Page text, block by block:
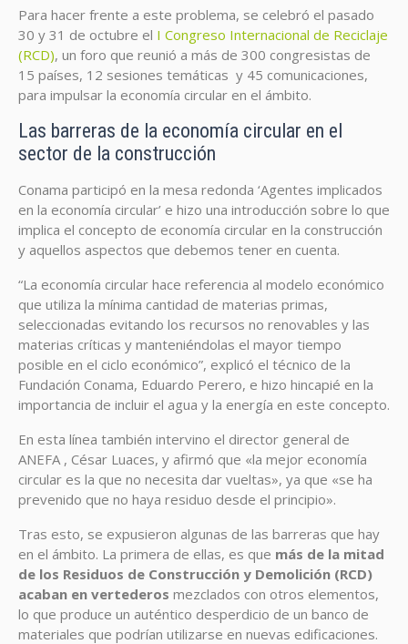
Para hacer frente a este problema, se celebró el pasado
30 y 31 de octubre el I Congreso Internacional de Reciclaje
(RCD), un foro que reunió a más de 300 congresistas de
15 países, 12 sesiones temáticas y 45 comunicaciones,
para impulsar la economía circular en el ámbito.
Las barreras de la economía circular en el
sector de la construcción
Conama participó en la mesa redonda ‘Agentes implicados
en la economía circular’ e hizo una introducción sobre lo que
implica el concepto de economía circular en la construcción
y aquellos aspectos que debemos tener en cuenta.
“La economía circular hace referencia al modelo económico
que utiliza la mínima cantidad de materias primas,
seleccionadas evitando los recursos no renovables y las
materias críticas y manteniéndolas el mayor tiempo
posible en el ciclo económico”, explicó el técnico de la
Fundación Conama, Eduardo Perero, e hizo hincapié en la
importancia de incluir el agua y la energía en este concepto.
En esta línea también intervino el director general de
ANEFA , César Luaces, y afirmó que «la mejor economía
circular es la que no necesita dar vueltas», ya que «se ha
prevenido que no haya residuo desde el principio».
Tras esto, se expusieron algunas de las barreras que hay
en el ámbito. La primera de ellas, es que más de la mitad
de los Residuos de Construcción y Demolición (RCD)
acaban en vertederos mezclados con otros elementos,
lo que produce un auténtico desperdicio de un banco de
materiales que podrían utilizarse en nuevas edificaciones.